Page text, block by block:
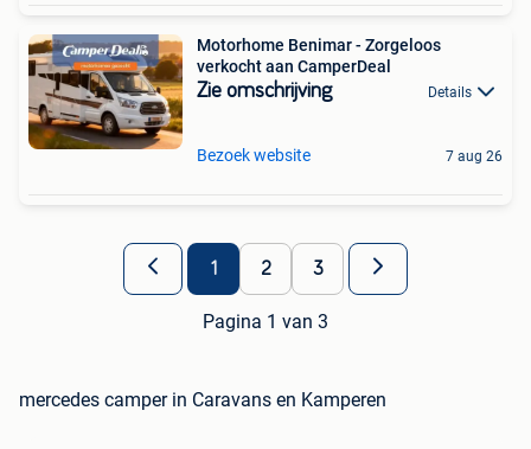
Motorhome Benimar - Zorgeloos
verkocht aan CamperDeal
Zie omschrijving Details
Bezoek website 7 aug 26
1 2 3
Pagina 1 van 3
mercedes camper in Caravans en Kamperen